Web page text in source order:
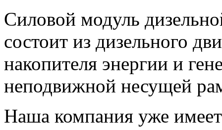
Силовой модуль
состоит из дизельного
накопителя энергии и
неподвижной несущей
Наша компания уже